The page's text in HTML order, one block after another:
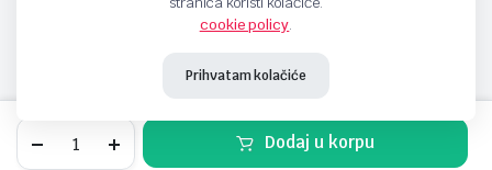
Dodaj u korpu
cookie policy.
Prihvatam kolačiće